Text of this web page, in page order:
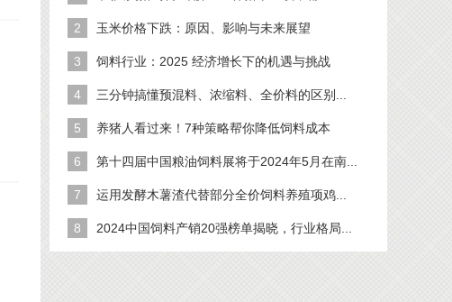
2 玉米价格下跌：原因、影响与未来展望
3 饲料行业：2025 经济增长下的机遇与挑战
4 三分钟搞懂预混料、浓缩料、全价料的区别...
5 养猪人看过来！7种策略帮你降低饲料成本
6 第十四届中国粮油饲料展将于2024年5月在南...
7 运用发酵木薯渣代替部分全价饲料养殖项鸡...
8 2024中国饲料产销20强榜单揭晓，行业格局...